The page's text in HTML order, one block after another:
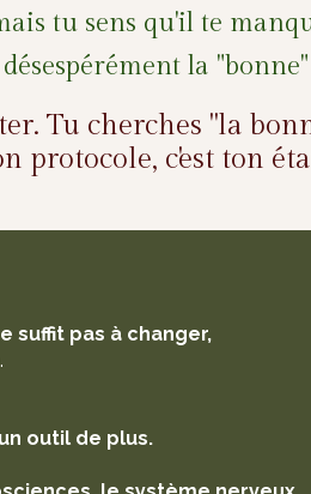
tu sens qu'il te
la
Tu cherches "la
protocole, c'est ton
suffit pas à changer,
outil de plus.